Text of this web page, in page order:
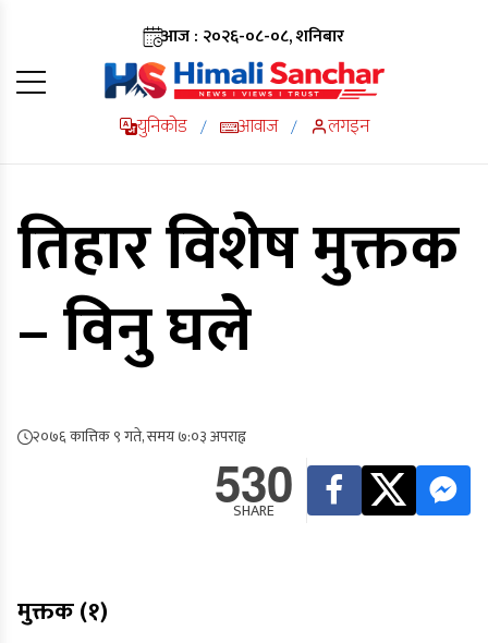
आज : २०२६-०८-०८, शनिबार
युनिकोड / आवाज / लगइन
तिहार विशेष मुक्तक
– विनु घले
२०७६ कात्तिक ९ गते, समय ७:०३ अपराह्न
530
SHARE
मुक्तक (१)